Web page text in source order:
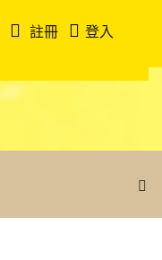
註冊 登入